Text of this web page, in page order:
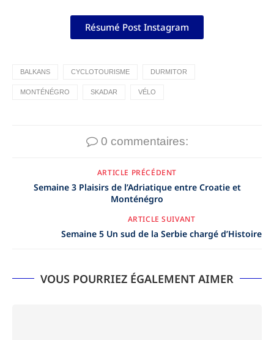
Résumé Post Instagram
BALKANS CYCLOTOURISME DURMITOR
MONTÉNÉGRO SKADAR VÉLO
0 commentaires:
ARTICLE PRÉCÉDENT
Semaine 3 Plaisirs de l’Adriatique entre Croatie et
Monténégro
ARTICLE SUIVANT
Semaine 5 Un sud de la Serbie chargé d’Histoire
VOUS POURRIEZ ÉGALEMENT AIMER